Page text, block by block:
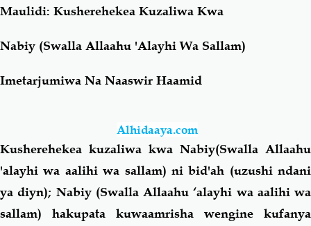
Fiqh-Ibaadah Duaa-Adhkaar
Raqaaiq
Familia-Jamii Maswali-Majibu
Maulidi: Kusherehekea Kuzaliwa Kwa
Nabiy (Swalla Allaahu 'Alayhi Wa Sallam)
Imetarjumiwa Na Naaswir Haamid
Alhidaaya.com
Kusherehekea kuzaliwa kwa Nabiy(Swalla Allaahu
'alayhi wa aalihi wa sallam) ni bid'ah (uzushi ndani
ya diyn); Nabiy (Swalla Allaahu ‘alayhi wa aalihi wa
sallam) hakupata kuwaamrisha wengine kufanya